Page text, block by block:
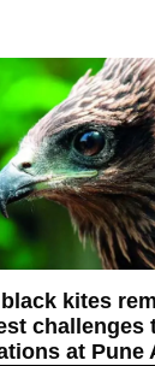
kites
challenges
at Pune